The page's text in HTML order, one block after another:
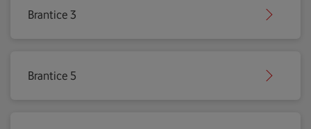
Brantice 3
Brantice 5